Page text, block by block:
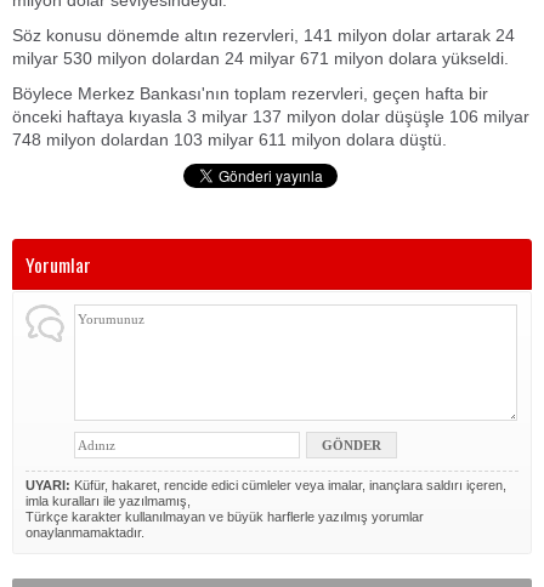
Söz konusu dönemde altın rezervleri, 141 milyon dolar artarak 24
milyar 530 milyon dolardan 24 milyar 671 milyon dolara yükseldi.
Böylece Merkez Bankası'nın toplam rezervleri, geçen hafta bir
önceki haftaya kıyasla 3 milyar 137 milyon dolar düşüşle 106 milyar
748 milyon dolardan 103 milyar 611 milyon dolara düştü.
Yorumlar
UYARI: Küfür, hakaret, rencide edici cümleler veya imalar, inançlara saldırı içeren,
imla kuralları ile yazılmamış,
Türkçe karakter kullanılmayan ve büyük harflerle yazılmış yorumlar
onaylanmamaktadır.